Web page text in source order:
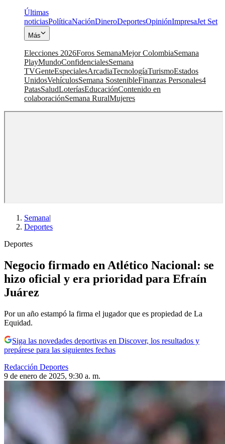
Últimas
noticiasPolíticaNaciónDineroDeportesOpiniónImpresaJet Set
Más
Elecciones 2026Foros SemanaMejor ColombiaSemana
PlayMundoConfidencialesSemana
TVGenteEspecialesArcadiaTecnologíaTurismoEstados
UnidosVehículosSemana SostenibleFinanzas Personales4
PatasSaludLoteríasEducaciónContenido en
colaboraciónSemana RuralMujeres
Semana|
Deportes
Deportes
Negocio firmado en Atlético Nacional: se
hizo oficial y era prioridad para Efraín
Juárez
Por un año estampó la firma el jugador que es propiedad de La
Equidad.
Siga las novedades deportivas en Discover, los resultados y
prepárese para las siguientes fechas
Redacción Deportes
9 de enero de 2025, 9:30 a. m.